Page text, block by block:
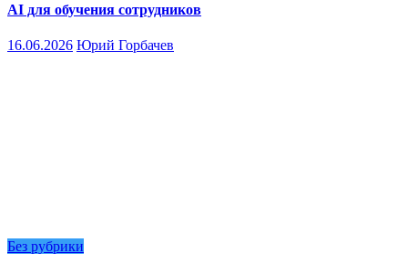
AI для обучения сотрудников
16.06.2026 Юрий Горбачев
Без рубрики